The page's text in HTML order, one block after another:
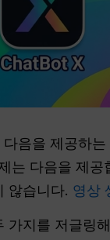
음을 제공하
는 다음을 제공
않습니다. 영상
가지를 저글링